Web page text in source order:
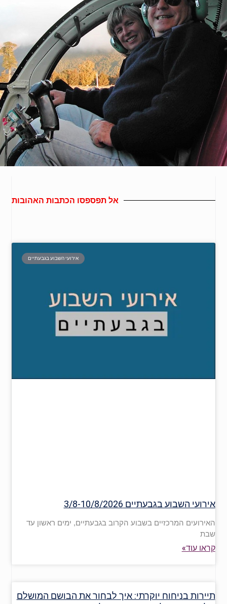
אל תפספסו הכתבות האהובות
אירועי השבוע בגבעתיים
אירועי השבוע בגבעתיים 3/8-10/8/2026
האירועים המרכזיים בשבוע הקרוב בגבעתיים, ימים ראשון עד
שבת
קראו עוד»
תיירות בניחוח יוקרתי: איך לבחור את הבושם המושלם